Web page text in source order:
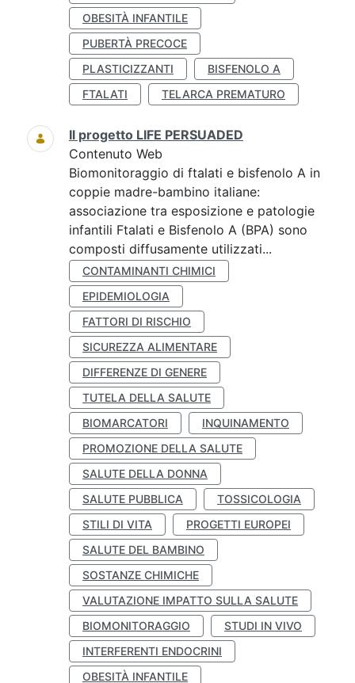
OBESITÀ INFANTILE
PUBERTÀ PRECOCE
PLASTICIZZANTI
BISFENOLO A
FTALATI
TELARCA PREMATURO
Il progetto LIFE PERSUADED
Contenuto Web
Biomonitoraggio di ftalati e bisfenolo A in
coppie madre-bambino italiane:
associazione tra esposizione e patologie
infantili Ftalati e Bisfenolo A (BPA) sono
composti diffusamente utilizzati...
CONTAMINANTI CHIMICI
EPIDEMIOLOGIA
FATTORI DI RISCHIO
SICUREZZA ALIMENTARE
DIFFERENZE DI GENERE
TUTELA DELLA SALUTE
BIOMARCATORI
INQUINAMENTO
PROMOZIONE DELLA SALUTE
SALUTE DELLA DONNA
SALUTE PUBBLICA
TOSSICOLOGIA
STILI DI VITA
PROGETTI EUROPEI
SALUTE DEL BAMBINO
SOSTANZE CHIMICHE
VALUTAZIONE IMPATTO SULLA SALUTE
BIOMONITORAGGIO
STUDI IN VIVO
INTERFERENTI ENDOCRINI
OBESITÀ INFANTILE